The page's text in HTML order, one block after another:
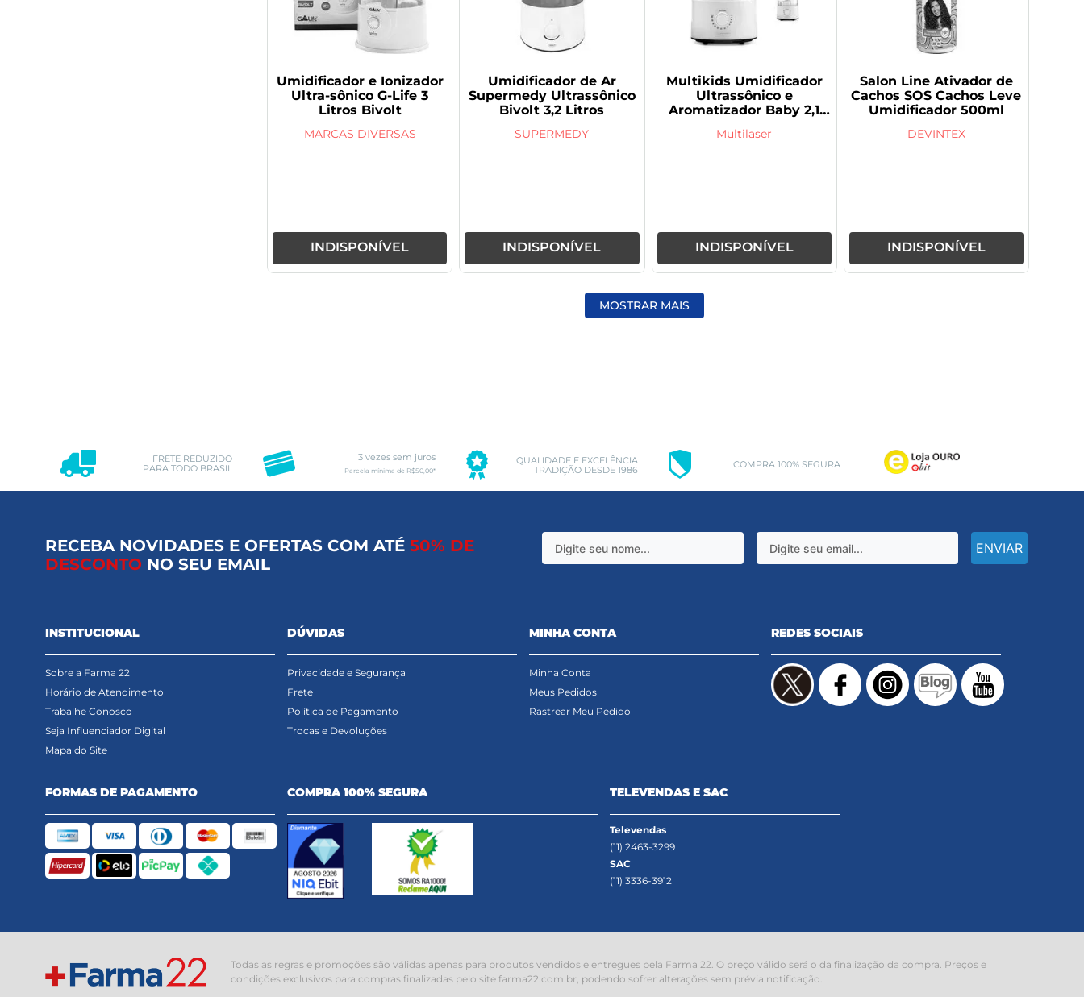
Umidificador e Ionizador
Ultra-sônico G-Life 3
Litros Bivolt
MARCAS DIVERSAS
INDISPONÍVEL
Umidificador de Ar
Supermedy Ultrassônico
Bivolt 3,2 Litros
SUPERMEDY
INDISPONÍVEL
Multikids Umidificador
Ultrassônico e
Aromatizador Baby 2,1
Multilaser
INDISPONÍVEL
Salon Line Ativador de
Cachos SOS Cachos Leve
Umidificador 500ml
DEVINTEX
INDISPONÍVEL
MOSTRAR MAIS
FRETE REDUZIDO
PARA TODO BRASIL
3 vezes sem juros
Parcela mínima de R$50,00*
QUALIDADE E EXCELÊNCIA
TRADIÇÃO DESDE 1986
COMPRA 100% SEGURA
RECEBA NOVIDADES E OFERTAS COM ATÉ 50% DE
DESCONTO NO SEU EMAIL
ENVIAR
INSTITUCIONAL
Sobre a Farma 22
Horário de Atendimento
Trabalhe Conosco
Seja Influenciador Digital
Mapa do Site
DÚVIDAS
Privacidade e Segurança
Frete
Política de Pagamento
Trocas e Devoluções
MINHA CONTA
Minha Conta
Meus Pedidos
Rastrear Meu Pedido
REDES SOCIAIS
FORMAS DE PAGAMENTO COMPRA 100% SEGURA TELEVENDAS E SAC
Televendas
(11) 2463-3299
SAC
(11) 3336-3912
Todas as regras e promoções são válidas apenas para produtos vendidos e entregues pela Farma 22. O preço válido será o da finalização da compra. Preços e
condições exclusivos para compras finalizadas pelo site farma22.com.br, podendo sofrer alterações sem prévia notificação.